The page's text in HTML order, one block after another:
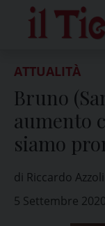
content
ATTUALITÀ
Bruno
aumento
siamo
di Riccardo
5 Settembre 2020